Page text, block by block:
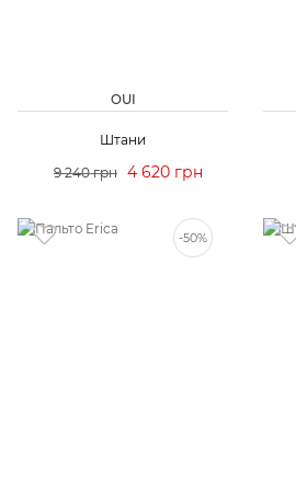
OUI
Штани
9 240 грн 4 620 грн
-50%